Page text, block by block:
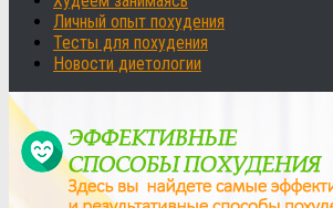
Личный опыт похудения
Тесты для похудения
Новости диетологии